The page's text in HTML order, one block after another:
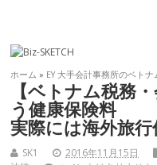
ホーム » EY 大手会計事務所のベトナ
【ベトナム税務
う健康保険料
実際には海外旅
SK1 2016年11月15日